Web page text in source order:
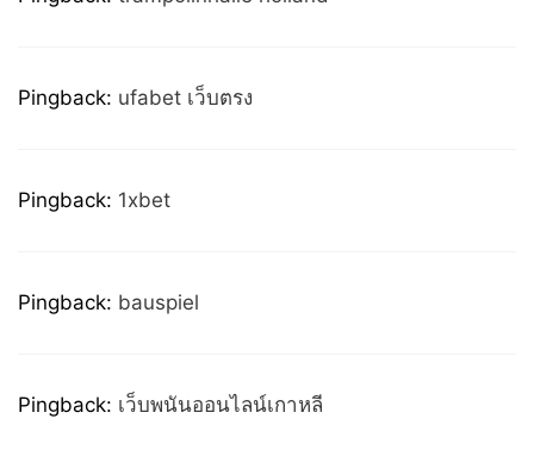
Pingback: ufabet เว็บตรง
Pingback: 1xbet
Pingback: bauspiel
Pingback: เว็บพนันออนไลน์เกาหลี